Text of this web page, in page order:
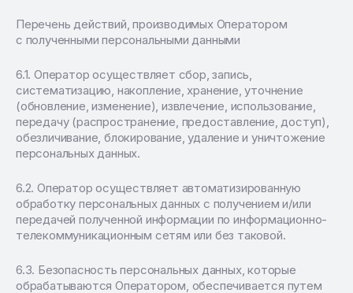
Перечень действий, производимых Оператором
с полученными персональными данными
Оператор осуществляет сбор, запись,
систематизацию, накопление, хранение, уточнение
(обновление, изменение), извлечение, использование,
передачу (распространение, предоставление, доступ),
обезличивание, блокирование, удаление и уничтожение
персональных данных.
Оператор осуществляет автоматизированную
обработку персональных данных с получением и/или
передачей полученной информации по информационно-
телекоммуникационным сетям или без таковой.
Безопасность персональных данных, которые
обрабатываются Оператором, обеспечивается путем